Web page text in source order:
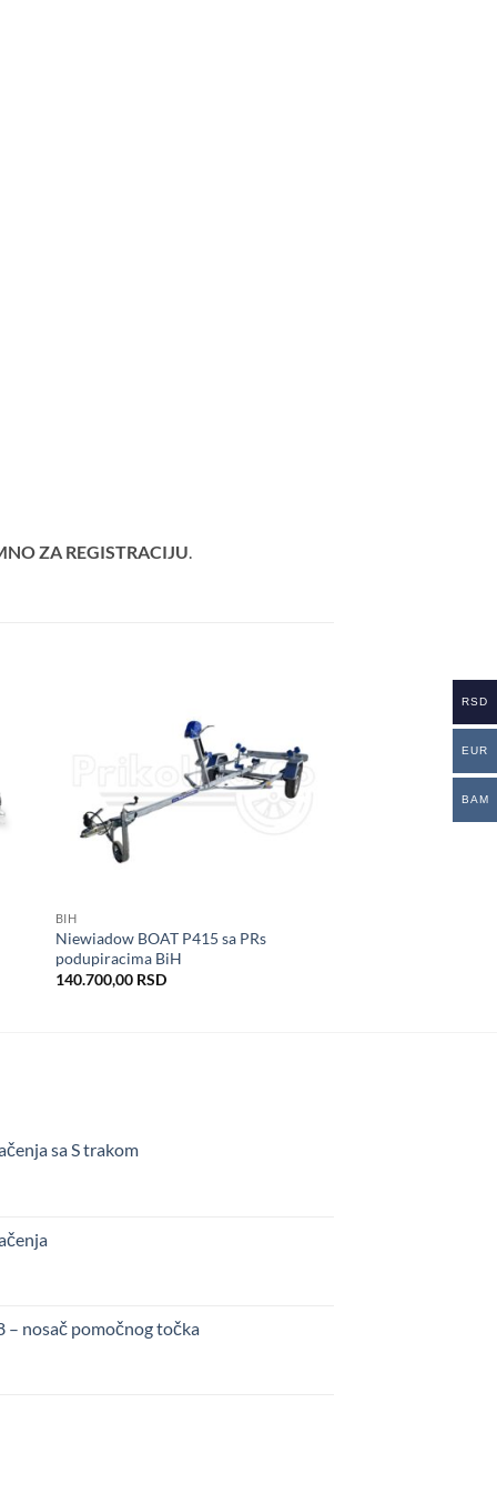
ZA REGISTRACIJU.
Dodaj
u listu
želja
BIH
Niewiadow BOAT P415 sa PRs
podupiracima BiH
140.700,00 RSD
sa S trakom
– nosač pomočnog točka
RSD
EUR
BAM